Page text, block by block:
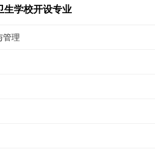
生学校开设专业
管理